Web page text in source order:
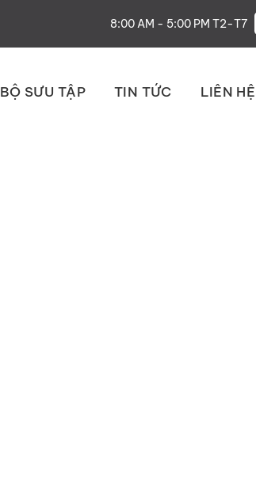
8:00 AM - 5:00 PM T2-T7
BỘ SƯU TẬP TIN TỨC LIÊN HỆ